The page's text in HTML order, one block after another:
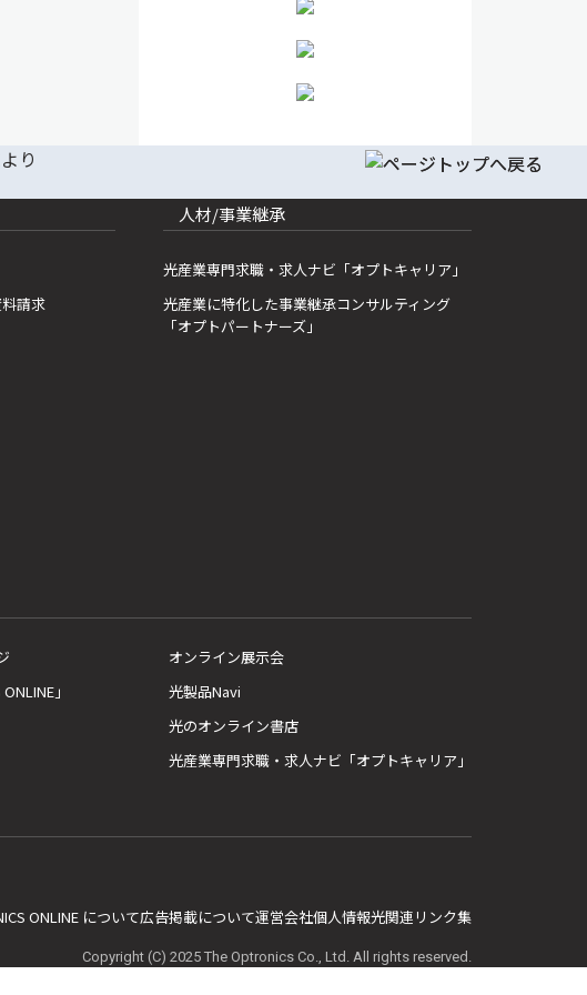
請求
人材/事業継承
光産業専門求職・求人ナビ「オプトキャリア」
光産業に特化した事業継承コンサルティング
「オプトパートナーズ」
」
オンライン展示会
光製品Navi
光のオンライン書店
光産業専門求職・求人ナビ「オプトキャリア」
ONLINE について広告掲載について運営会社個人情報光関連リンク集
Copyright (C) 2025 The Optronics Co., Ltd. All rights reserved.